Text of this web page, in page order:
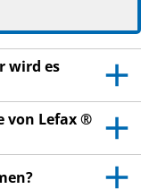
genau nach
Vielleicht
lesen.
Apothekerin,
einen Rat
wird es
von Lefax ®